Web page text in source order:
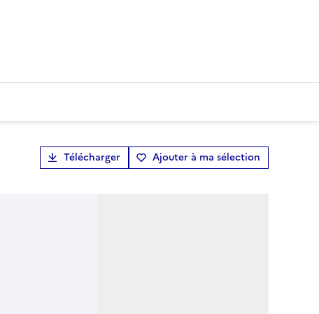
Télécharger Ajouter à ma sélection